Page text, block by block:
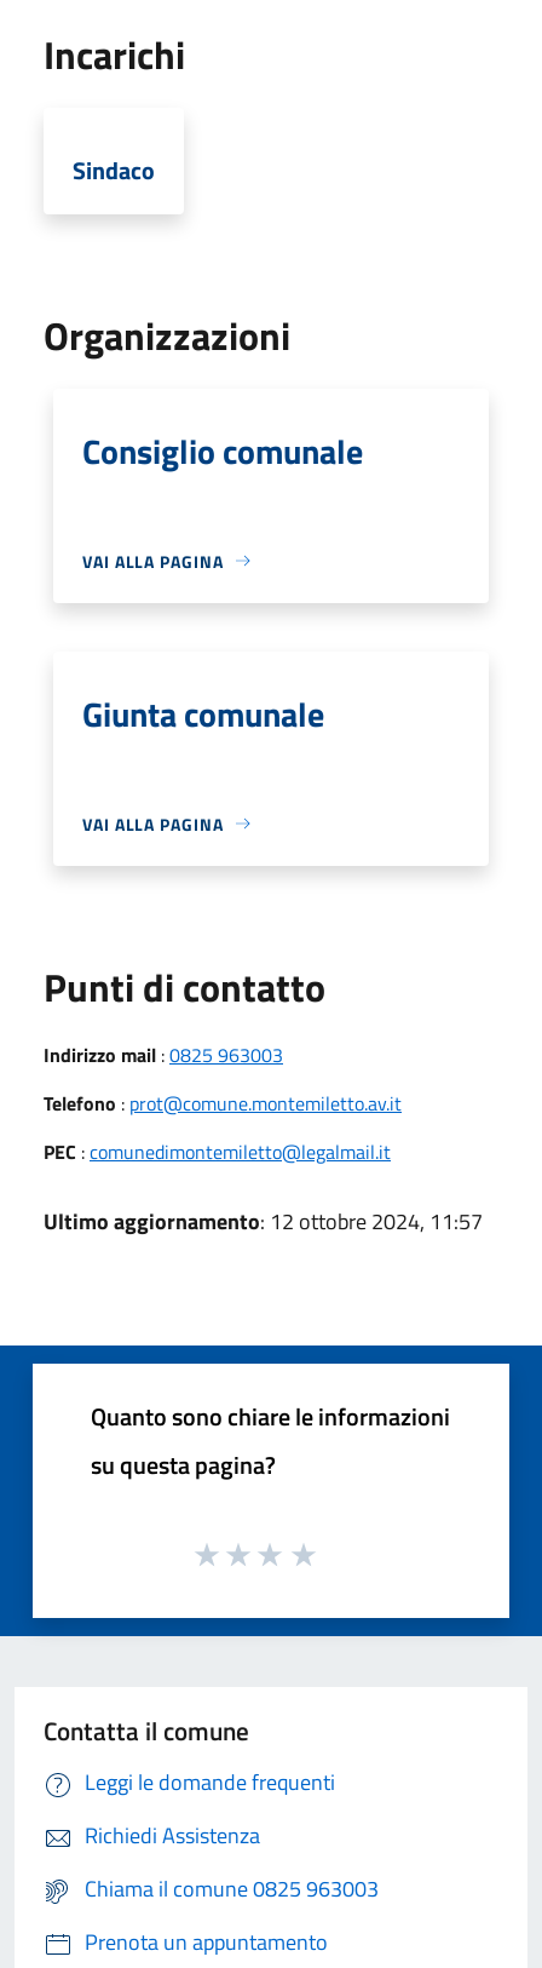
Incarichi
Sindaco
Organizzazioni
Consiglio comunale
VAI ALLA PAGINA
Giunta comunale
VAI ALLA PAGINA
Punti di contatto
Indirizzo mail :0825 963003
Telefono : prot@comune.montemiletto.av.it
PEC :comunedimontemiletto@legalmail.it
Ultimo aggiornamento: 12 ottobre 2024, 11:57
Quanto sono chiare le informazioni
su questa pagina?
Contatta il comune
Leggi le domande frequenti
Richiedi Assistenza
Chiama il comune 0825 963003
Prenota un appuntamento